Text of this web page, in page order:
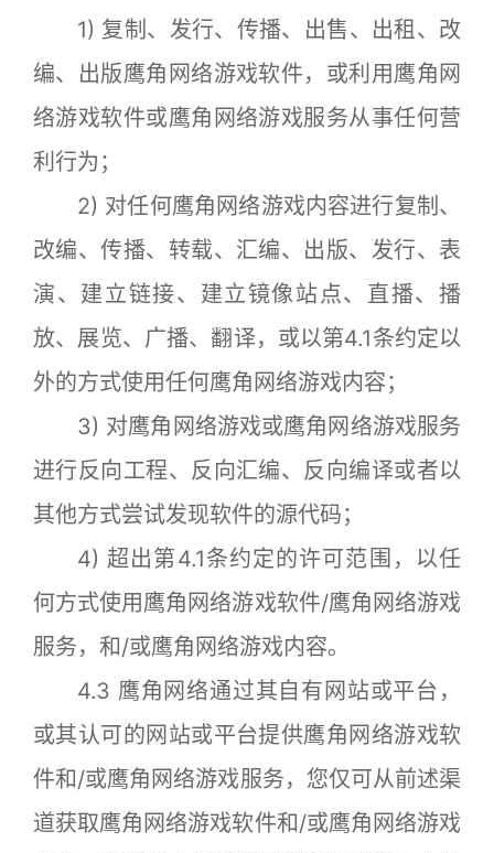
1) 复制、发行、传播、出售、出租、改
编、出版鹰角网络游戏软件，或利用鹰角网
络游戏软件或鹰角网络游戏服务从事任何营
利行为；
2) 对任何鹰角网络游戏内容进行复制、
改编、传播、转载、汇编、出版、发行、表
演、建立链接、建立镜像站点、直播、播
放、展览、广播、翻译，或以第4.1条约定以
外的方式使用任何鹰角网络游戏内容；
3) 对鹰角网络游戏或鹰角网络游戏服务
进行反向工程、反向汇编、反向编译或者以
其他方式尝试发现软件的源代码；
4) 超出第4.1条约定的许可范围，以任
何方式使用鹰角网络游戏软件/鹰角网络游戏
服务，和/或鹰角网络游戏内容。
4.3 鹰角网络通过其自有网站或平台，
或其认可的网站或平台提供鹰角网络游戏软
件和/或鹰角网络游戏服务，您仅可从前述渠
道获取鹰角网络游戏软件和/或鹰角网络游戏